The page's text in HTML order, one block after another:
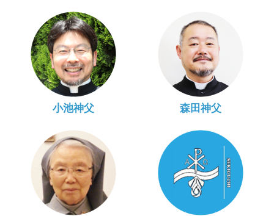
小池神父 森田神父